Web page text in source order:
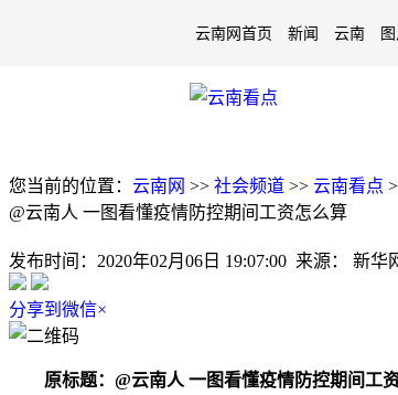
云南网首页 新闻 云南
您当前的位置： 云南网 >> 社会频道 >> 云南看点
@云南人 一图看懂疫情防控期间工资怎么算
发布时间： 2020年02月06日 19:07:00 来源： 新华
分享到微信×
原标题：@云南人 一图看懂疫情防控期间工